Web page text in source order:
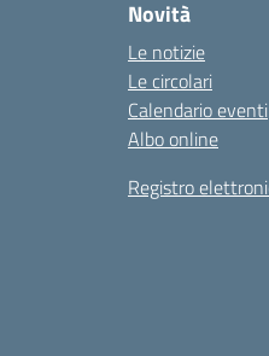
Novità
Le notizie
Le circolari
Calendario eventi
Albo online
Registro